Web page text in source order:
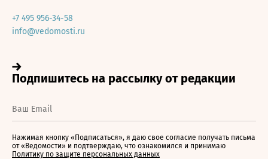
+7 495 956-34-58
info@vedomosti.ru
Нажимая кнопку «Подписаться», я даю свое согласие получать письма
от «Ведомости» и подтверждаю, что ознакомился и принимаю
Политику по защите персональных данных